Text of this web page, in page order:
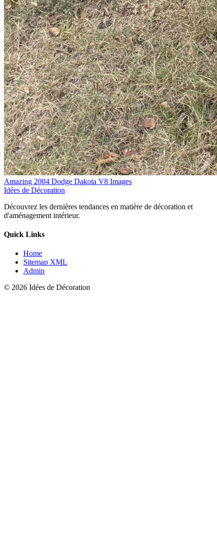
Amazing 2004 Dodge Dakota V8 Images
Idées de Décoration
Découvrez les dernières tendances en matière de décoration et
d'aménagement intérieur.
Quick Links
Home
Sitemap XML
Admin
© 2026 Idées de Décoration